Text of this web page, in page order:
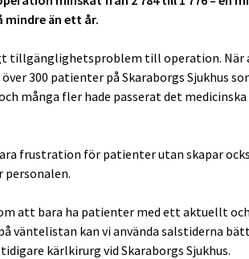
mindre än ett år.
tillgänglighetsproblem till operation. När
300 patienter på Skaraborgs Sjukhus
många fler hade passerat det medicinska
frustration för patienter utan skapar
att bara ha patienter med ett aktuellt och
väntelistan kan vi använda salstiderna
kärlkirurg vid Skaraborgs Sjukhus.